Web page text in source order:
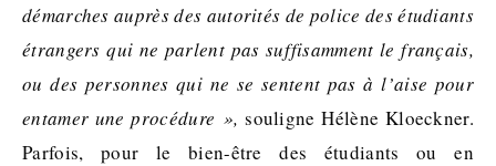
démarches auprès des autorités de police des étudiants
étrangers qui ne parlent pas suffisamment le français,
ou des personnes qui ne se sentent pas à l’aise pour
entamer une procédure », souligne Hélène Kloeckner.
Parfois, pour le bien-être des étudiants ou en